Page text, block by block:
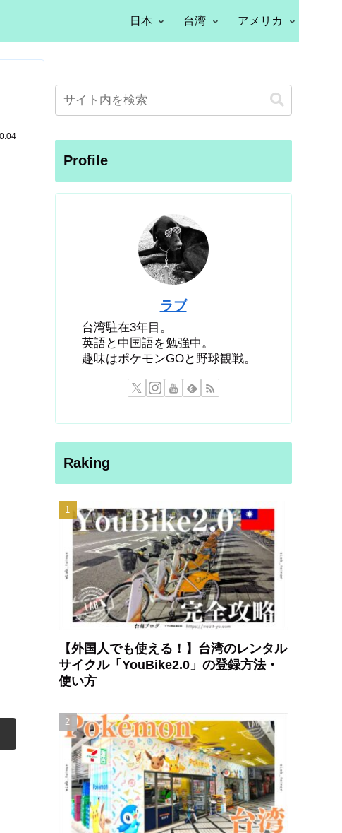
日本 台湾 アメリカ
Profile
ラブ
台湾駐在3年目。
英語と中国語を勉強中。
趣味はポケモンGOと野球観戦。
Raking
【外国人でも使える！】台湾のレンタル
サイクル「YouBike2.0」の登録方法・
使い方